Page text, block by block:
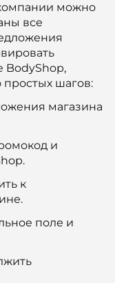
можно
все
BodyShop,
простых шагов:
магазина
и
к
поле и